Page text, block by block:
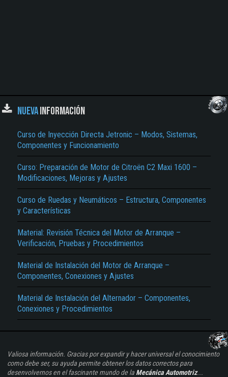
NUEVAINFORMACIÓN
Curso de Inyección Directa Jetronic – Modos, Sistemas,
Componentes y Funcionamiento
Curso: Preparación de Motor de Citroën C2 Maxi 1600 –
Modificaciones, Mejoras y Ajustes
Curso de Ruedas y Neumáticos – Estructura, Componentes
y Características
Material: Revisión Técnica del Motor de Arranque –
Verificación, Pruebas y Procedimientos
Material de Instalación del Motor de Arranque –
Componentes, Conexiones y Ajustes
Material de Instalación del Alternador – Componentes,
Conexiones y Procedimientos
Valiosa información. Gracias por expandir y hacer universal el conocimiento
como debe ser, su ayuda permite obtener los datos correctos para
desenvolvernos en el fascinante mundo de la Mecánica Automotriz...